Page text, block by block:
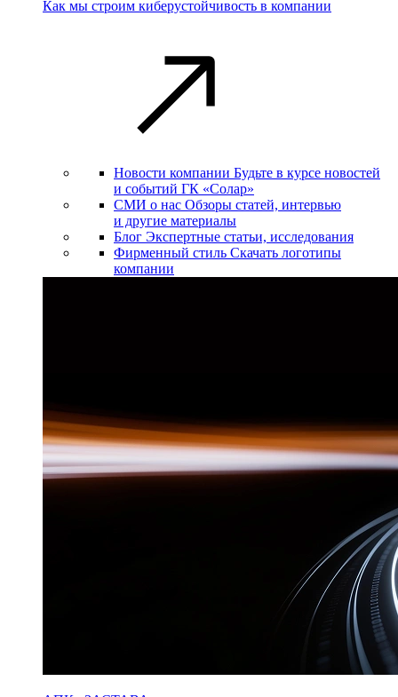
Как мы строим киберустойчивость в компании
Новости компании Будьте в курсе новостей
и событий ГК «Солар»
СМИ о нас Обзоры статей, интервью
и другие материалы
Блог Экспертные статьи, исследования
Фирменный стиль Скачать логотипы
компании